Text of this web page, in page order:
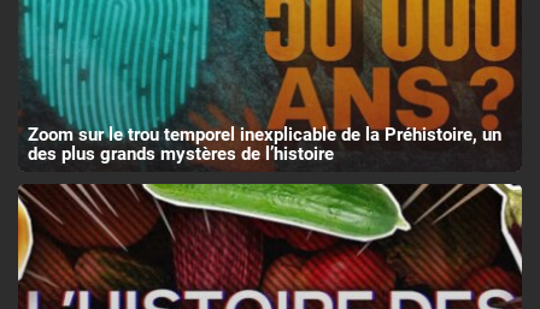
Zoom sur le trou temporel inexplicable de la Préhistoire, un
des plus grands mystères de l’histoire